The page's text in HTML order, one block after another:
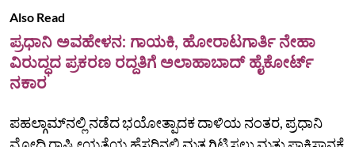
Also Read
ಪ್ರಧಾನಿ ಅವಹೇಳನ: ಗಾಯಕಿ, ಹೋರಾಟಗಾರ್ತಿ ನೇಹಾ
ವಿರುದ್ಧದ ಪ್ರಕರಣ ರದ್ದತಿಗೆ ಅಲಾಹಾಬಾದ್ ಹೈಕೋರ್ಟ್
ನಕಾರ
ಪಹಲ್ಗಾಮ್‌ನಲ್ಲಿ ನಡೆದ ಭಯೋತ್ಪಾದಕ ದಾಳಿಯ ನಂತರ, ಪ್ರಧಾನಿ
ಮೋದಿ ರಾಷ್ಟ್ರೀಯತೆಯ ಹೆಸರಿನಲ್ಲಿ ಮತ ಗಿಟ್ಟಿಸಲು ಮತ್ತು ಪಾಕಿಸ್ತಾನಕ್ಕೆ